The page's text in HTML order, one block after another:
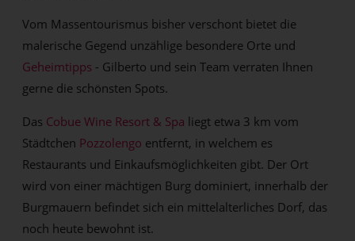
Vom Massentourismus bisher verschont bietet die
malerische Gegend unzählige besondere Orte und
Geheimtipps - Gilberto und sein Team verraten Ihnen
gerne die schönsten Spots.
Das Cobue Wine Resort & Spa liegt etwa 3 km vom
Städtchen Pozzolengo entfernt, in welchem es
Restaurants und Einkaufsmöglichkeiten gibt. Der Ort
wird von einer mächtigen Burg dominiert, innerhalb der
Burgmauern befindet sich ein mittelalterliches Dorf, das
noch heute bewohnt ist.